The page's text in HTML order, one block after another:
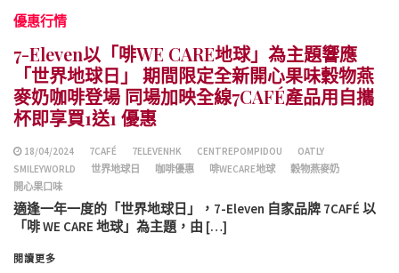
優惠行情
7-Eleven以「啡WE CARE地球」為主題響應
「世界地球日」 期間限定全新開心果味穀物燕
麥奶咖啡登場 同場加映全線7CAFÉ產品用自攜
杯即享買1送1 優惠
18/04/2024 7CAFÉ 7ELEVENHK CENTREPOMPIDOU
OATLY
SMILEYWORLD
世界地球日 咖啡優惠 啡WECARE地球
穀物燕麥奶
開心果口味
適逢一年一度的「世界地球日」，7-Eleven 自家品牌 7CAFÉ 以
「啡 WE CARE 地球」為主題，由 […]
閱讀更多